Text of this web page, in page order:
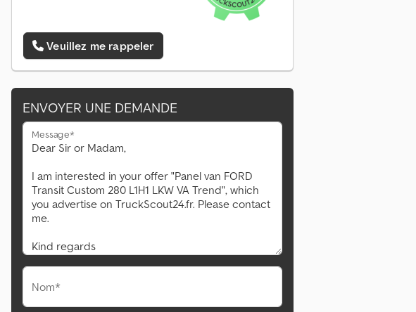
Veuillez me rappeler
ENVOYER UNE DEMANDE
Message*
Nom*